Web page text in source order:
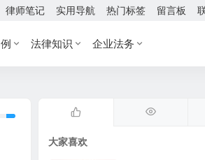
律师笔记 实用导航 热门标签 留言板
法律知识 企业法务
大家喜欢